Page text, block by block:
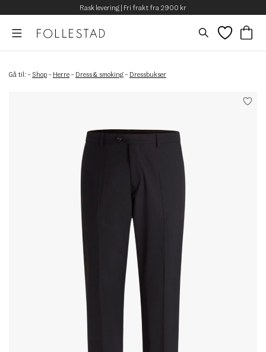
Rask levering | Fri frakt fra 2900 kr
Gå til: – Shop – Herre – Dress & smoking – Dressbukser